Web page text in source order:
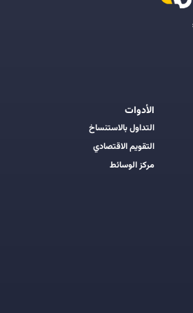
الأدوات
التداول بالاستنساخ
التقويم الاقتصادي
مركز الوسائط